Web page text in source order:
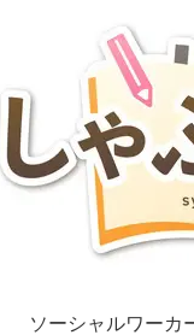
ソーシャルワーカ